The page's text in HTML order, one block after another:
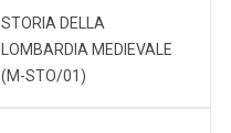
STORIA DELLA
LOMBARDIA MEDIEVALE
(M-STO/01)